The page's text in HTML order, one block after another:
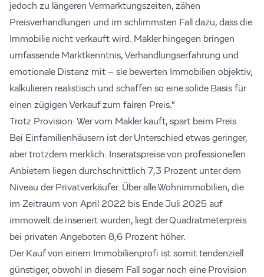
jedoch zu längeren Vermarktungszeiten, zähen
Preisverhandlungen und im schlimmsten Fall dazu, dass die
Immobilie nicht verkauft wird. Makler hingegen bringen
umfassende Marktkenntnis, Verhandlungserfahrung und
emotionale Distanz mit – sie bewerten Immobilien objektiv,
kalkulieren realistisch und schaffen so eine solide Basis für
einen zügigen Verkauf zum fairen Preis.“
Trotz Provision: Wer vom Makler kauft, spart beim Preis
Bei Einfamilienhäusern ist der Unterschied etwas geringer,
aber trotzdem merklich: Inseratspreise von professionellen
Anbietern liegen durchschnittlich 7,3 Prozent unter dem
Niveau der Privatverkäufer. Über alle Wohnimmobilien, die
im Zeitraum von April 2022 bis Ende Juli 2025 auf
immowelt.de inseriert wurden, liegt der Quadratmeterpreis
bei privaten Angeboten 8,6 Prozent höher.
Der Kauf von einem Immobilienprofi ist somit tendenziell
günstiger, obwohl in diesem Fall sogar noch eine Provision